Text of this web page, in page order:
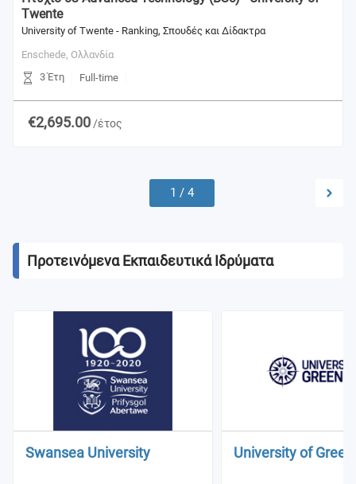
Twente
University of Twente - Ranking, Σπουδές και Δίδακτρα
Enschede, Ολλανδία
3 Έτη
Full-time
€2,695.00 /έτος
1 / 4
Προτεινόμενα Εκπαιδευτικά Ιδρύματα
Swansea University University of